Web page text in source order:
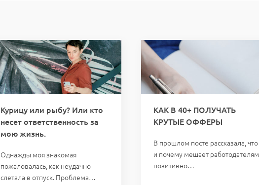
Курицу или рыбу? Или кто
несет ответственность за
мою жизнь.
Однажды моя знакомая
пожаловалась, как неудачно
слетала в отпуск. Проблема…
КАК В 40+ ПОЛУЧАТЬ
КРУТЫЕ ОФФЕРЫ
В прошлом посте рассказала, что
и почему мешает работодателям
позитивно…